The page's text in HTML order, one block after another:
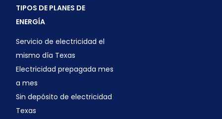
TIPOS DE PLANES DE
ENERGÍA
Servicio de electricidad el
mismo día Texas
Electricidad prepagada mes
a mes
Sin depósito de electricidad
Texas